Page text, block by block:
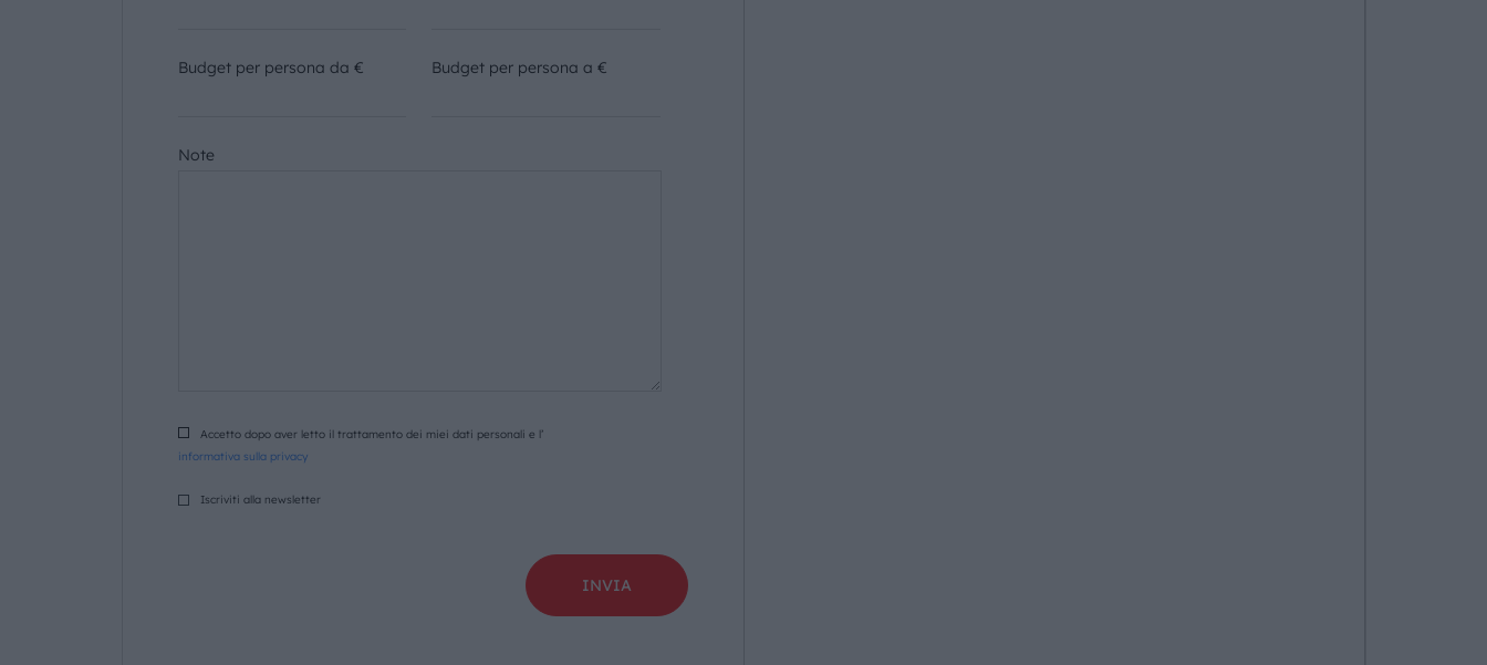
Budget per persona da € Budget per persona a €
Note
Accetto dopo aver letto il trattamento dei miei dati personali e l’
informativa sulla privacy
Iscriviti alla newsletter